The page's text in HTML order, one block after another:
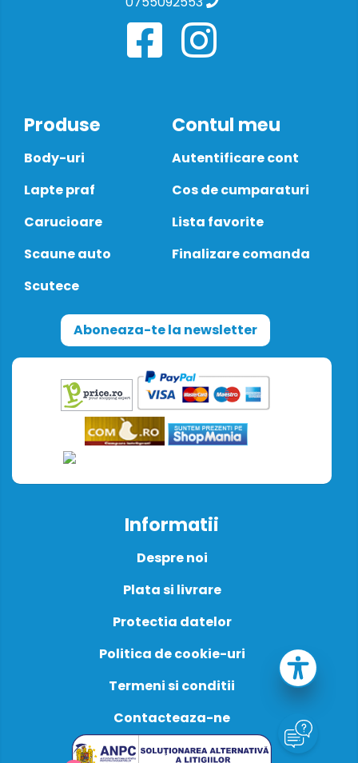
Produse
Body-uri
Lapte praf
Carucioare
Scaune auto
Scutece
Contul meu
Autentificare cont
Cos de cumparaturi
Lista favorite
Finalizare comanda
Aboneaza-te la newsletter
Informatii
Despre noi
Plata si livrare
Protectia datelor
Politica de cookie-uri
Termeni si conditii
Contacteaza-ne